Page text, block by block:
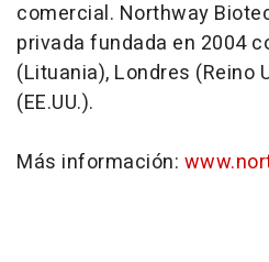
comercial. Northway
privada fundada en 2004
(Lituania), Londres (Reino
(EE.UU.).
Más información: